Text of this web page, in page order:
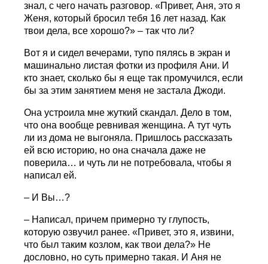
знал, с чего начать разговор. «Привет, Аня, это я
Женя, который бросил тебя 16 лет назад. Как
твои дела, все хорошо?» – так что ли?
Вот я и сидел вечерами, тупо пялясь в экран и
машинально листая фотки из профиля Ани. И
кто знает, сколько бы я еще так промучился, если
бы за этим занятием меня не застала Джоди.
Она устроила мне жуткий скандал. Дело в том,
что она вообще ревнивая женщина. А тут чуть
ли из дома не выгоняла. Пришлось рассказать
ей всю историю, но она сначала даже не
поверила… и чуть ли не потребовала, чтобы я
написал ей.
– И Вы…?
– Написал, причем примерно ту глупость,
которую озвучил ранее. «Привет, это я, извини,
что был таким козлом, как твои дела?» Не
дословно, но суть примерно такая. И Аня не